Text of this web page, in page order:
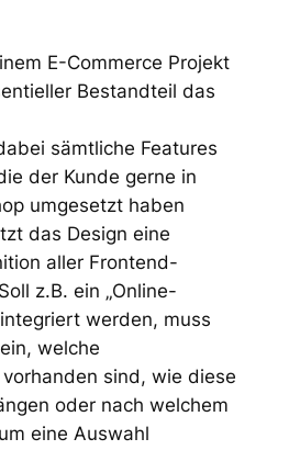
E-Commerce Projekt
Bestandteil das
sämtliche Features
der Kunde gerne in
umgesetzt haben
das Design eine
aller Frontend-
z.B. ein „Online-
werden, muss
welche
sind, wie diese
oder nach welchem
eine Auswahl